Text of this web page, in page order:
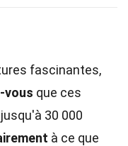
fascinantes,
vous que ces
30 000
à ce que